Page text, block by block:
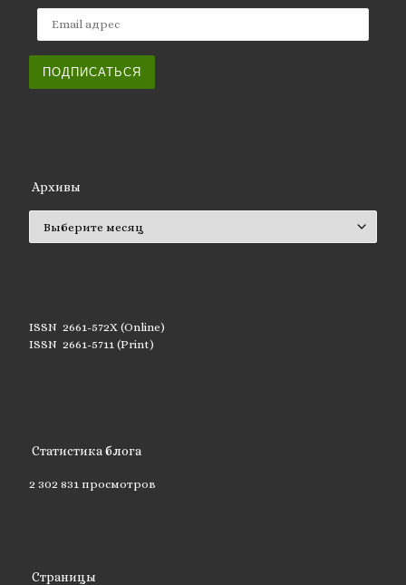
ПОДПИСАТЬСЯ
Архивы
ISSN 2661-572X (Online)
ISSN 2661-5711 (Print)
Статистика блога
2 302 831 просмотров
Страницы